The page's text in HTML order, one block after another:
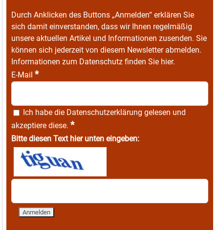
Durch Anklicken des Buttons „Anmelden“ erklären Sie
sich damit einverstanden, dass wir Ihnen regelmäßig
unsere aktuellen Artikel und Informationen zusenden. Sie
können sich jederzeit von diesem Newsletter abmelden.
Informationen zum Datenschutz finden Sie hier.
E-Mail *
Ich habe die Datenschutzerklärung gelesen und
akzeptiere diese. *
Bitte diesen Text hier unten eingeben: